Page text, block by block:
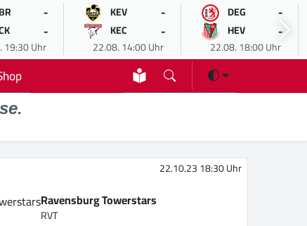
-
-
19:30 Uhr
KEV -
KEC -
22.08. 14:00 Uhr
DEG -
HEV -
22.08. 18:00 Uhr
22.10.23 18:30 Uhr
Ravensburg Towerstars
RVT